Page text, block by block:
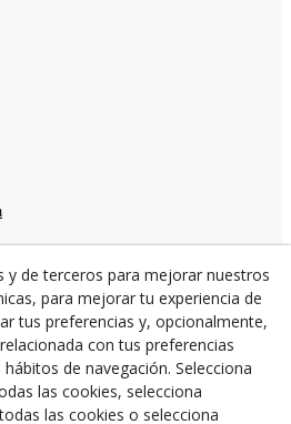
y de terceros para mejorar nuestros
para mejorar tu experiencia de
tus preferencias y, opcionalmente,
con tus preferencias
de navegación. Selecciona
las cookies, selecciona
las cookies o selecciona